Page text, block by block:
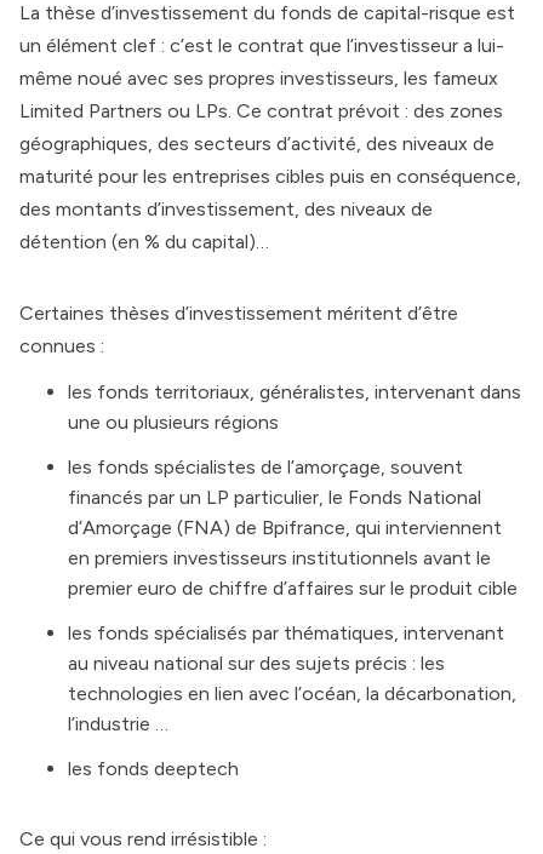
La thèse d’investissement du fonds de capital-risque est
un élément clef : c’est le contrat que l’investisseur a lui-
même noué avec ses propres investisseurs, les fameux
Limited Partners ou LPs. Ce contrat prévoit : des zones
géographiques, des secteurs d’activité, des niveaux de
maturité pour les entreprises cibles puis en conséquence,
des montants d’investissement, des niveaux de
détention (en % du capital)…
Certaines thèses d’investissement méritent d’être
connues :
les fonds territoriaux, généralistes, intervenant dans
une ou plusieurs régions
les fonds spécialistes de l’amorçage, souvent
financés par un LP particulier, le Fonds National
d’Amorçage (FNA) de Bpifrance, qui interviennent
en premiers investisseurs institutionnels avant le
premier euro de chiffre d’affaires sur le produit cible
les fonds spécialisés par thématiques, intervenant
au niveau national sur des sujets précis : les
technologies en lien avec l’océan, la décarbonation,
l’industrie …
les fonds deeptech
Ce qui vous rend irrésistible :